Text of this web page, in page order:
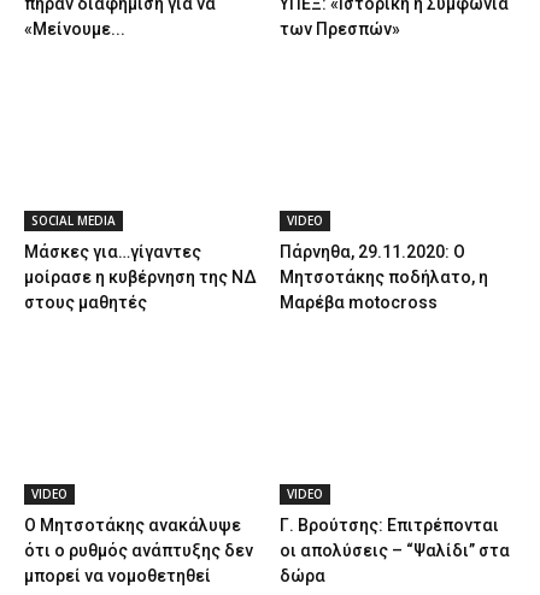
«Μείνουμε...
των Πρεσπών»
SOCIAL MEDIA
Μάσκες για…γίγαντες
μοίρασε η κυβέρνηση της ΝΔ
στους μαθητές
VIDEO
Πάρνηθα, 29.11.2020: Ο
Μητσοτάκης ποδήλατο, η
Μαρέβα motocross
VIDEO
Ο Μητσοτάκης ανακάλυψε
ότι ο ρυθμός ανάπτυξης δεν
μπορεί να νομοθετηθεί
VIDEO
Γ. Βρούτσης: Επιτρέπονται
οι απολύσεις – “Ψαλίδι” στα
δώρα